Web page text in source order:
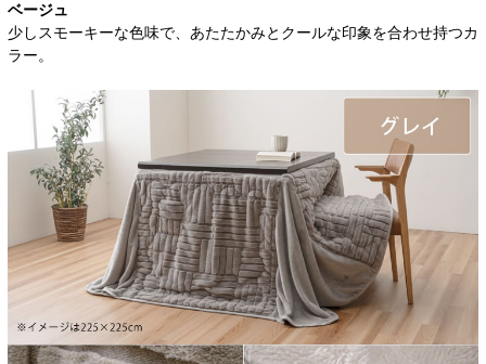
ベージュ
少しスモーキーな色味で、あたたかみとクールな印象を合わせ持つカ
ラー。